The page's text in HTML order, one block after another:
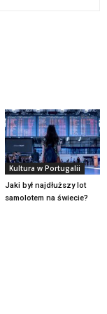
Kultura w Portugalii
Jaki był najdłuższy lot
samolotem na świecie?